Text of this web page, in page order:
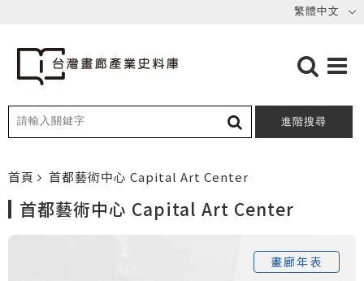
進階搜尋
首頁 首都藝術中心 Capital Art Center
首都藝術中心 Capital Art Center
畫廊年表